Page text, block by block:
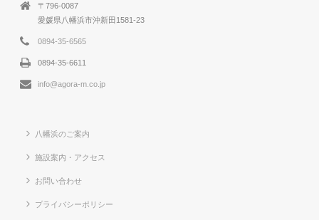
〒796-0087
愛媛県八幡浜市沖新田1581-23
0894-35-6565
0894-35-6611
info@agora-m.co.jp
八幡浜のご案内
施設案内・アクセス
お問い合わせ
プライバシーポリシー